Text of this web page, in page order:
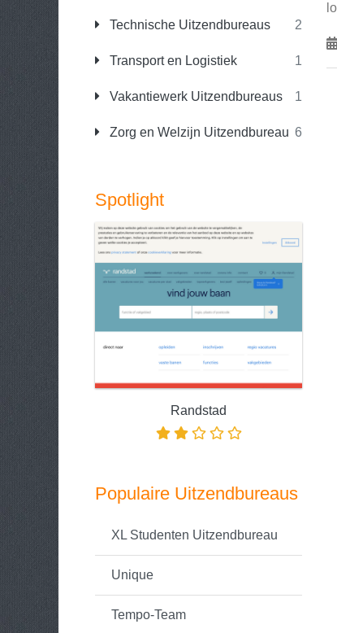
Technische Uitzendbureaus 2
Transport en Logistiek 1
Vakantiewerk Uitzendbureaus 1
Zorg en Welzijn Uitzendbureau 6
Spotlight
Randstad
Populaire Uitzendbureaus
XL Studenten Uitzendbureau
Unique
Tempo-Team